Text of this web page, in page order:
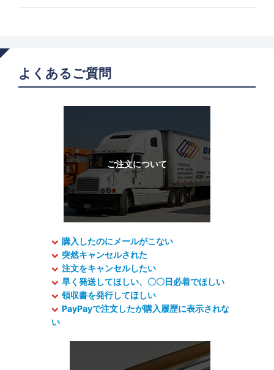
よくあるご質問
購入したのにメールがこない
突然キャンセルされた
注文をキャンセルしたい
早く発送してほしい、〇〇日必着でほしい
領収書を発行してほしい
PayPayで注文したが購入履歴に表示されな
い